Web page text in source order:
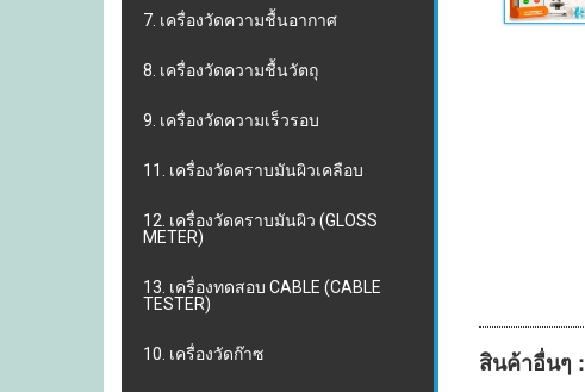
7. เครื่องวัดความชื้นอากาศ
8. เครื่องวัดความชื้นวัตถุ
9. เครื่องวัดความเร็วรอบ
11. เครื่องวัดคราบมันผิวเคลือบ
12. เครื่องวัดคราบมันผิว (GLOSS
METER)
13. เครื่องทดสอบ CABLE (CABLE
TESTER)
10. เครื่องวัดก๊าซ สินค้าอื่นๆ :